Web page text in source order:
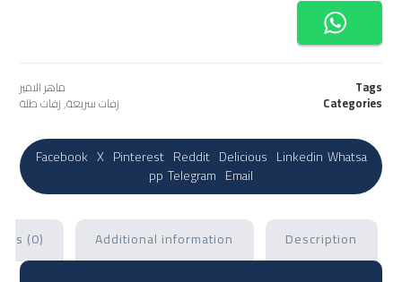
Tags ماهر الامير
Categories زفات سريعة,زفات طلة
Facebook X Pinterest Reddit Delicious Linkedin Whatsa
pp Telegram Email
Description
Additional information
(0)